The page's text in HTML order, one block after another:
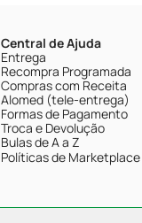
Central de Ajuda
Entrega
Recompra Programada
Compras com Receita
Alomed (tele-entrega)
Formas de Pagamento
Troca e Devolução
Bulas de A a Z
Políticas de Marketplace